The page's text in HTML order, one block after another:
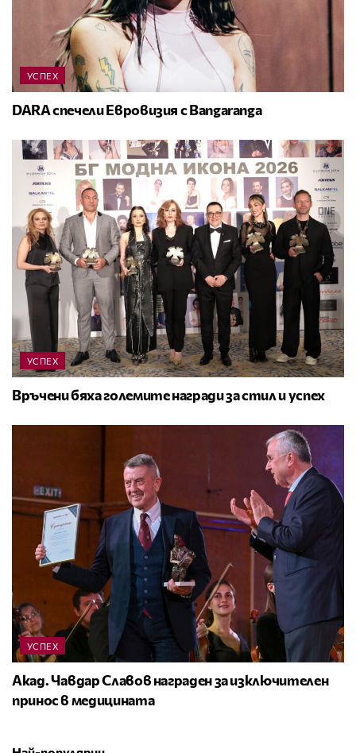
УСПЕХ
DARA спечели Евровизия с Bangaranga
УСПЕХ
Връчени бяха големите награди за стил и успех
УСПЕХ
Акад. Чавдар Славов награден за изключителен
принос в медицината